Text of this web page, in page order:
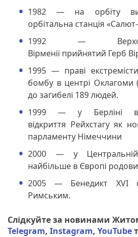
1982 — на орбіту
орбітальна станція
1992 —
Вірменії прийнятий Герб
1995 — праві
бомбу в центрі
до загибелі 189 людей.
1999 — у Берліні
відкриття Рейхстагу як
парламенту Німеччини
2000 — у Центральній
найбільше в Європі
2005 — Бенедикт XVI
Римським.
Слідкуйте за новинами
Telegram, Instagram, YouTube